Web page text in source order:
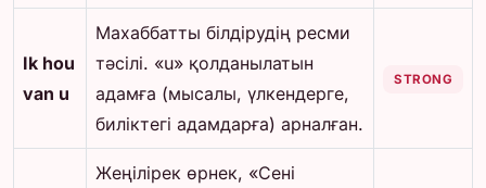
Ik hou
van u
Махаббатты білдірудің ресми
тәсілі. «u» қолданылатын
адамға (мысалы, үлкендерге,
биліктегі адамдарға) арналған.
STRONG
Жеңілірек өрнек, «Сені